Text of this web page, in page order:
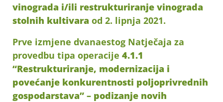
vinograda i/ili restrukturiranje vinograda
stolnih kultivara od 2. lipnja 2021.
Prve izmjene dvanaestog Natječaja za
provedbu tipa operacije 4.1.1
“Restrukturiranje, modernizacija i
povećanje konkurentnosti poljoprivrednih
gospodarstava” – podizanje novih